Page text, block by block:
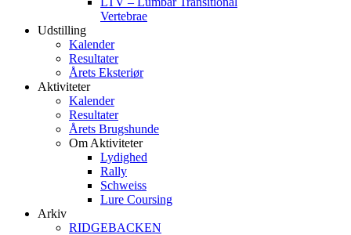
Vertebrae
Udstilling
Kalender
Resultater
Årets Eksteriør
Aktiviteter
Kalender
Resultater
Årets Brugshunde
Om Aktiviteter
Lydighed
Rally
Schweiss
Lure Coursing
Arkiv
RIDGEBACKEN